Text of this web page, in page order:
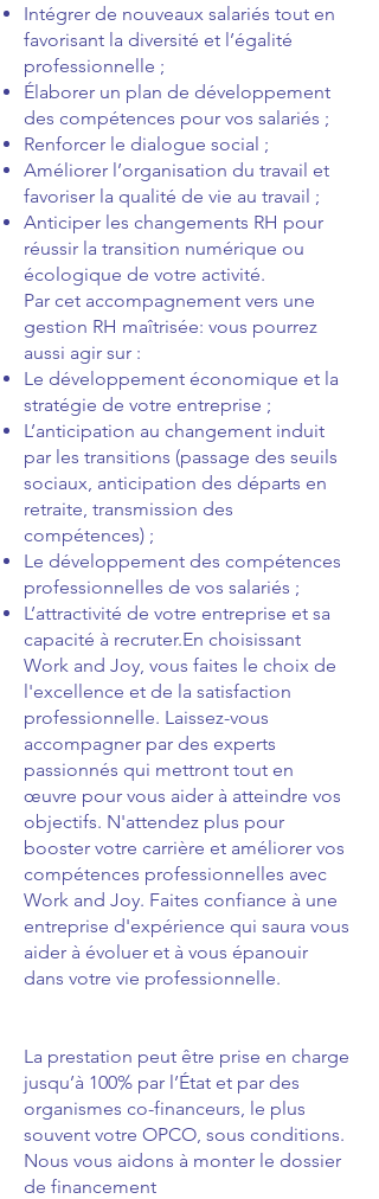
Intégrer de nouveaux salariés tout en
favorisant la diversité et l’égalité
professionnelle ;
Élaborer un plan de développement
des compétences pour vos salariés ;
Renforcer le dialogue social ;
Améliorer l’organisation du travail et
favoriser la qualité de vie au travail ;
Anticiper les changements RH pour
réussir la transition numérique ou
écologique de votre activité.
Par cet accompagnement vers une
gestion RH maîtrisée: vous pourrez
aussi agir sur :
Le développement économique et la
stratégie de votre entreprise ;
L’anticipation au changement induit
par les transitions (passage des seuils
sociaux, anticipation des départs en
retraite, transmission des
compétences) ;
Le développement des compétences
professionnelles de vos salariés ;
L’attractivité de votre entreprise et sa
capacité à recruter.En choisissant
Work and Joy, vous faites le choix de
l'excellence et de la satisfaction
professionnelle. Laissez-vous
accompagner par des experts
passionnés qui mettront tout en
œuvre pour vous aider à atteindre vos
objectifs. N'attendez plus pour
booster votre carrière et améliorer vos
compétences professionnelles avec
Work and Joy. Faites confiance à une
entreprise d'expérience qui saura vous
aider à évoluer et à vous épanouir
dans votre vie professionnelle.
La prestation peut être prise en charge
jusqu’à 100% par l’État et par des
organismes co-financeurs, le plus
souvent votre OPCO, sous conditions.
Nous vous aidons à monter le dossier
de financement